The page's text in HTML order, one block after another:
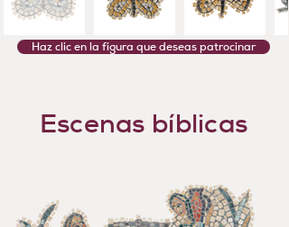
Haz clic en la figura que deseas patrocinar
Escenas bíblicas